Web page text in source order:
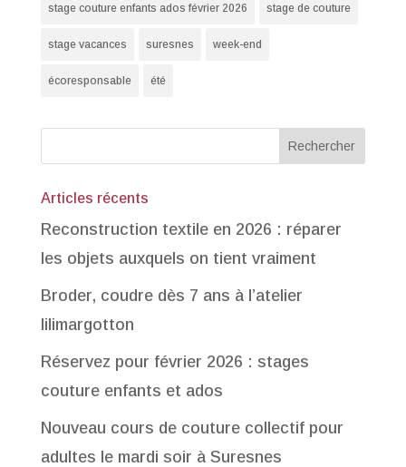
stage couture enfants ados février 2026 stage de couture
stage vacances suresnes week-end
écoresponsable été
Articles récents
Reconstruction textile en 2026 : réparer
les objets auxquels on tient vraiment
Broder, coudre dès 7 ans à l’atelier
lilimargotton
Réservez pour février 2026 : stages
couture enfants et ados
Nouveau cours de couture collectif pour
adultes le mardi soir à Suresnes